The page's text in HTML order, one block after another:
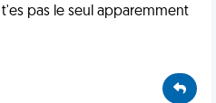
pas le seul apparemment